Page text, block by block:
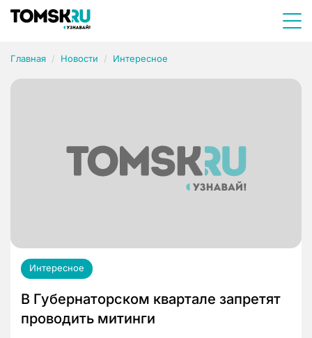
Главная Новости Интересное
Интересное
В Губернаторском квартале запретят
проводить митинги